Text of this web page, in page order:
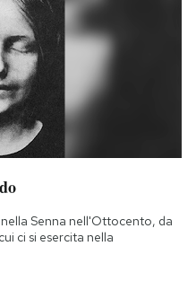
Senna nell'Ottocento, da
ci si esercita nella